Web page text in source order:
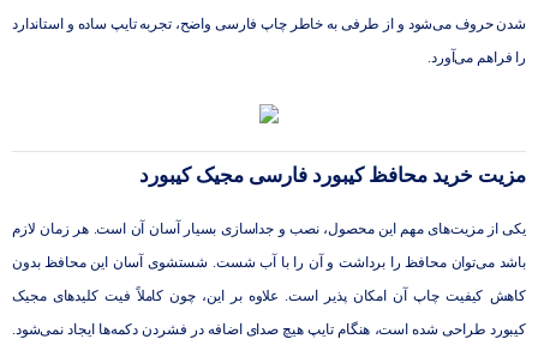
شدن حروف می‌شود و از طرفی به خاطر چاپ فارسی واضح، تجربه تایپ ساده و استاندارد
را فراهم می‌آورد.
مزیت خرید محافظ کیبورد فارسی مجیک کیبورد
یکی از مزیت‌های مهم این محصول، نصب و جداسازی بسیار آسان آن است. هر زمان لازم
باشد می‌توان محافظ را برداشت و آن را با آب شست. شستشوی آسان این محافظ بدون
کاهش کیفیت چاپ آن امکان پذیر است. علاوه بر این، چون کاملاً فیت کلیدهای مجیک
کیبورد طراحی شده است، هنگام تایپ هیچ صدای اضافه در فشردن دکمه‌ها ایجاد نمی‌شود.